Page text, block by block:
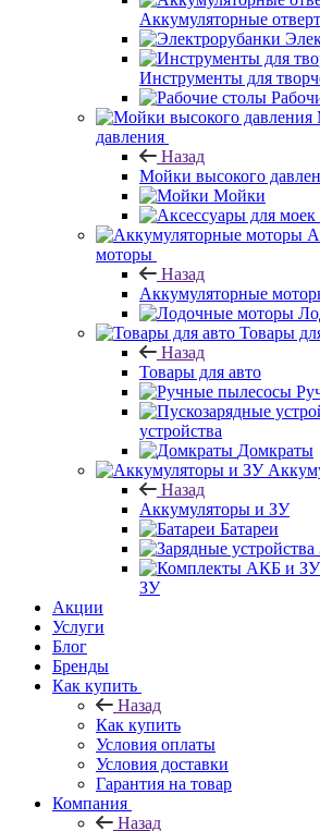
Аккумуляторные
Инструменты для
давления
Назад
Мойки высокого
Мойки
моторы
Назад
Аккумуляторные
Товары
Назад
Товары для авто
устройства
Домкраты
Назад
Аккумуляторы и ЗУ
Батареи
ЗУ
Акции
Услуги
Блог
Бренды
Как купить
Назад
Как купить
Условия оплаты
Условия доставки
Гарантия на товар
Компания
Назад